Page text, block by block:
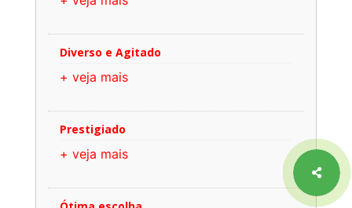
Diverso e Agitado
+ veja mais
Prestigiado
+ veja mais